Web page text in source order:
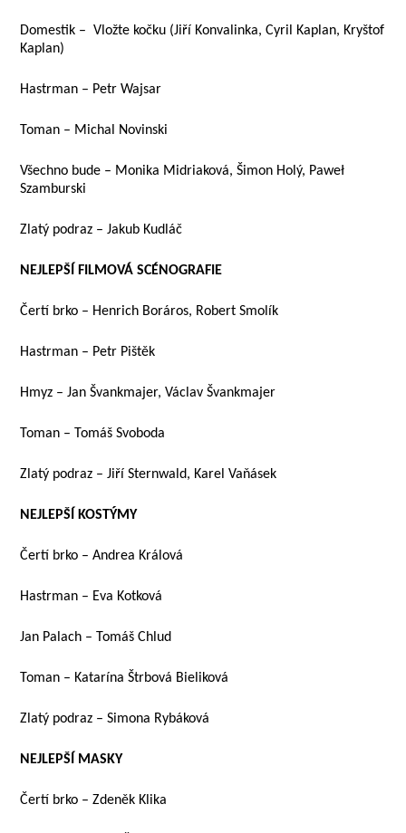
Domestik – Vložte kočku (Jiří Konvalinka, Cyril Kaplan, Kryštof
Kaplan)
Hastrman – Petr Wajsar
Toman – Michal Novinski
Všechno bude – Monika Midriaková, Šimon Holý, Paweł
Szamburski
Zlatý podraz – Jakub Kudláč
NEJLEPŠÍ FILMOVÁ SCÉNOGRAFIE
Čertí brko – Henrich Boráros, Robert Smolík
Hastrman – Petr Pištěk
Hmyz – Jan Švankmajer, Václav Švankmajer
Toman – Tomáš Svoboda
Zlatý podraz – Jiří Sternwald, Karel Vaňásek
NEJLEPŠÍ KOSTÝMY
Čertí brko – Andrea Králová
Hastrman – Eva Kotková
Jan Palach – Tomáš Chlud
Toman – Katarína Štrbová Bieliková
Zlatý podraz – Simona Rybáková
NEJLEPŠÍ MASKY
Čertí brko – Zdeněk Klika